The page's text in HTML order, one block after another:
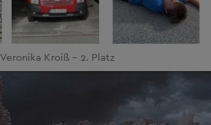
Veronika Kroiß - 2. Platz